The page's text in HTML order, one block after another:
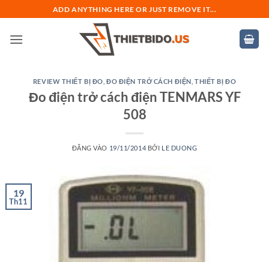
qua
nội
ADD ANYTHING HERE OR JUST REMOVE IT...
REVIEW THIẾT BỊ ĐO ,ĐO ĐIỆN TRỞ CÁCH ĐIỆN THIẾT BỊ ĐO
Đo điện trở cách điện TENMARS YF
508
ĐĂNG VÀO 19/11/2014 BỞI LE DUONG
19
Th11